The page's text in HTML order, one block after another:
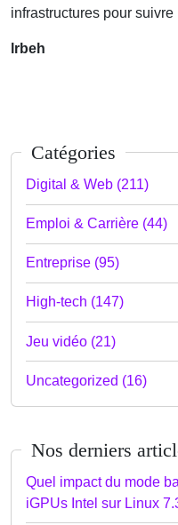
infrastructures pour
lrbeh
Catégories
Digital & Web (211)
Emploi & Carrière (44)
Entreprise (95)
High-tech (147)
Jeu vidéo (21)
Uncategorized (16)
Nos derniers
Quel impact du mode
iGPUs Intel sur Linux